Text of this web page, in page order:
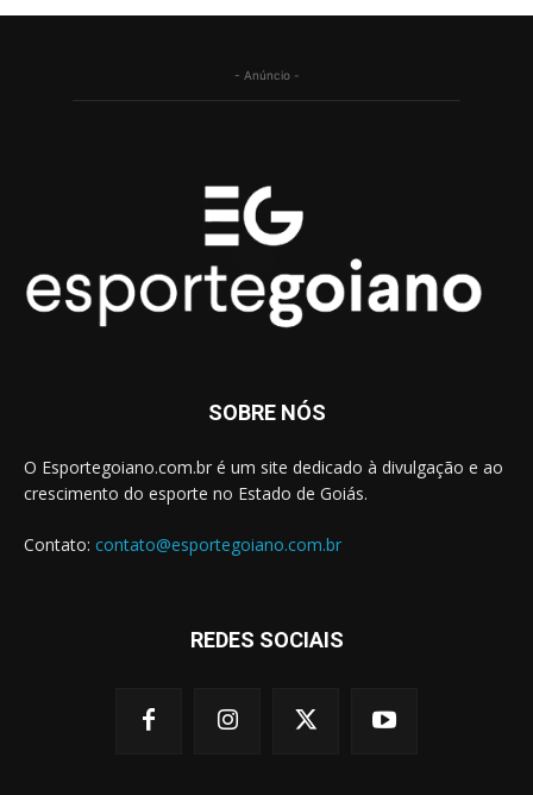
- Anúncio -
SOBRE NÓS
O Esportegoiano.com.br é um site dedicado à divulgação e ao
crescimento do esporte no Estado de Goiás.
Contato: contato@esportegoiano.com.br
REDES SOCIAIS